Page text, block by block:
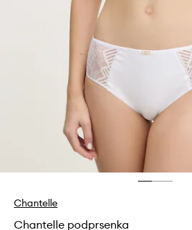
Chantelle
Chantelle podprsenka